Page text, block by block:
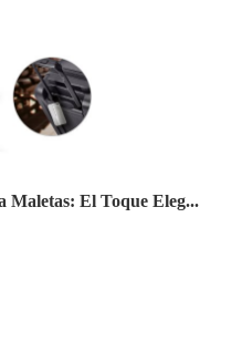
Maletas: El Toque Eleg...